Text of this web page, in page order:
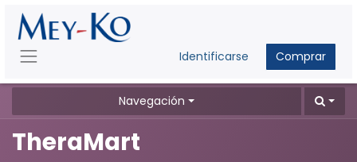
Identificarse Comprar
Navegación
TheraMart